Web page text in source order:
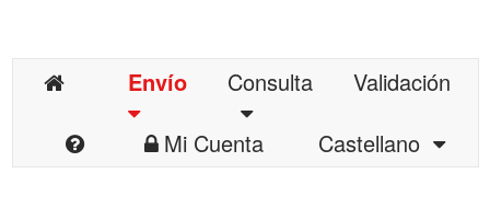
Envío Consulta
Validación
Mi Cuenta
Castellano